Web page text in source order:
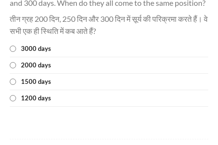
and 300 days. When do they all come to the same position?
तीन ग्रह 200 दिन, 250 दिन और 300 दिन में सूर्य की परिक्रमा करते हैं। वे
सभी एक ही स्थिति में कब आते हैं?
3000 days
2000 days
1500 days
1200 days